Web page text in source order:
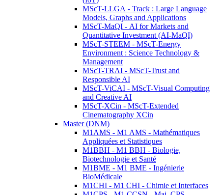
MScT-LLGA - Track : Large Language
Models, Graphs and Applications
MScT-MaQI - AI for Markets and
Quantitative Investment (AI-MaQI)
MScT-STEEM - MScT-Energy
Environment : Science Technology &
Management
MScT-TRAI - MScT-Trust and
Responsible AI
MScT-ViCAI - MScT-Visual Computing
and Creative AI
MScT-XCin - MScT-Extended
Cinematography XCin
Master (DNM)
M1AMS - M1 AMS - Mathématiques
Appliquées et Statistiques
M1BBH - M1 BBH - Biologie,
Biotechnologie et Santé
M1BME - M1 BME - Ingénierie
BioMédicale
M1CHI - M1 CHI - Chimie et Interfaces